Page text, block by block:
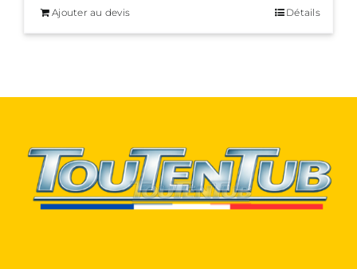
Ajouter au devis Détails